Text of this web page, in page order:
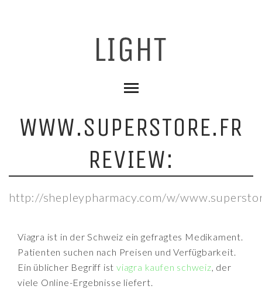
WWW.SUPERSTORE.FR
REVIEW:
http://shepleypharmacy.com/w/
Viagra ist in der Schweiz ein gefragtes Medikament.
Patienten suchen nach Preisen und Verfügbarkeit.
Ein üblicher Begriff istviagra kaufen schweiz, der
viele Online-Ergebnisse liefert.